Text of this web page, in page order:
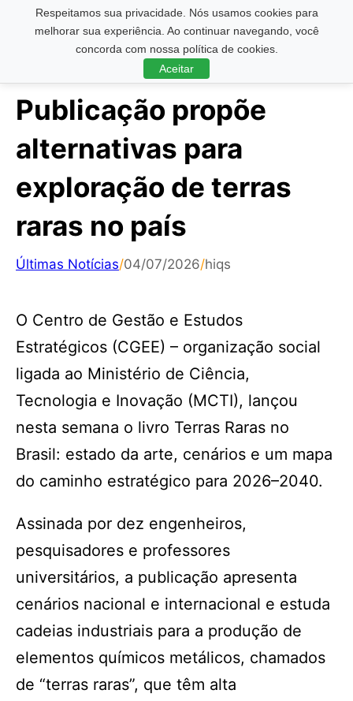
Respeitamos sua privacidade. Nós usamos cookies para
melhorar sua experiência. Ao continuar navegando, você
concorda com nossa política de cookies.
Aceitar
Pesquisar ...
Publicação propõe
alternativas para
exploração de terras
raras no país
Últimas Notícias/04/07/2026/hiqs
O Centro de Gestão e Estudos
Estratégicos (CGEE) – organização social
ligada ao Ministério de Ciência,
Tecnologia e Inovação (MCTI), lançou
nesta semana o livro Terras Raras no
Brasil: estado da arte, cenários e um mapa
do caminho estratégico para 2026–2040.
Assinada por dez engenheiros,
pesquisadores e professores
universitários, a publicação apresenta
cenários nacional e internacional e estuda
cadeias industriais para a produção de
elementos químicos metálicos, chamados
de “terras raras”, que têm alta